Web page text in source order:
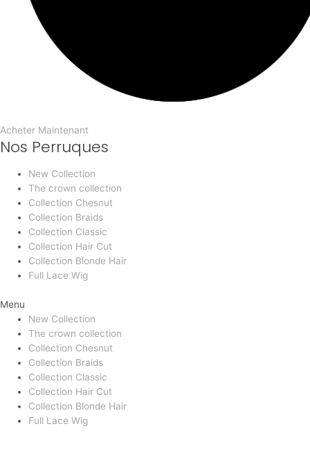
Acheter Maintenant
Nos Perruques
New Collection
The crown collection
Collection Chesnut
Collection Braids
Collection Classic
Collection Hair Cut
Collection Blonde Hair
Full Lace Wig
Menu
New Collection
The crown collection
Collection Chesnut
Collection Braids
Collection Classic
Collection Hair Cut
Collection Blonde Hair
Full Lace Wig